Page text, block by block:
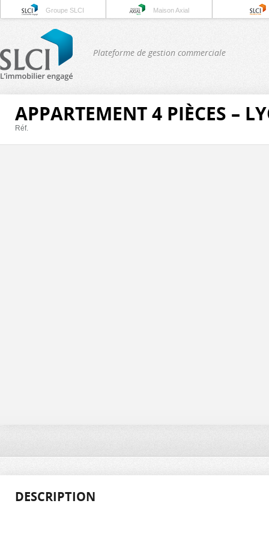
Groupe SLCI Maison Axial
Plateforme de gestion commerciale
APPARTEMENT 4 PIÈCES –
Réf.
DESCRIPTION